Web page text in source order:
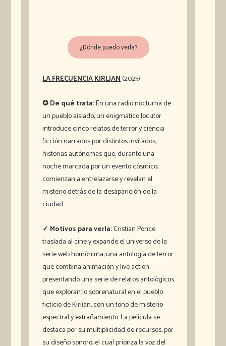
¿Dónde puedo verla?
LA FRECUENCIA KIRLIAN(2025)
✪ De qué trata:En una radio nocturna de
un pueblo aislado, un enigmático locutor
introduce cinco relatos de terror y ciencia
ficción narrados por distintos invitados;
historias autónomas que, durante una
noche marcada por un evento cósmico,
comienzan a entrelazarse y revelan el
misterio detrás de la desaparición de la
ciudad.
✓ Motivos para verla:Cristian Ponce
traslada al cine y expande el universo de la
serie web homónima; una antología de terror
que combina animación y live action
presentando una serie de relatos antológicos
que exploran lo sobrenatural en el pueblo
ficticio de Kirlian, con un tono de misterio
espectral y extrañamiento. La película se
destaca por su multiplicidad de recursos, por
su diseño sonoro, el cual prioriza la voz del